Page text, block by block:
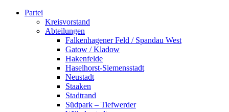
Partei
Kreisvorstand
Abteilungen
Falkenhagener Feld / Spandau West
Gatow / Kladow
Hakenfelde
Haselhorst-Siemensstadt
Neustadt
Staaken
Stadtrand
Südpark – Tiefwerder